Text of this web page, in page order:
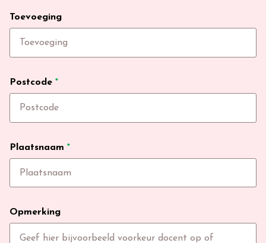
Toevoeging
Postcode *
Plaatsnaam *
Opmerking